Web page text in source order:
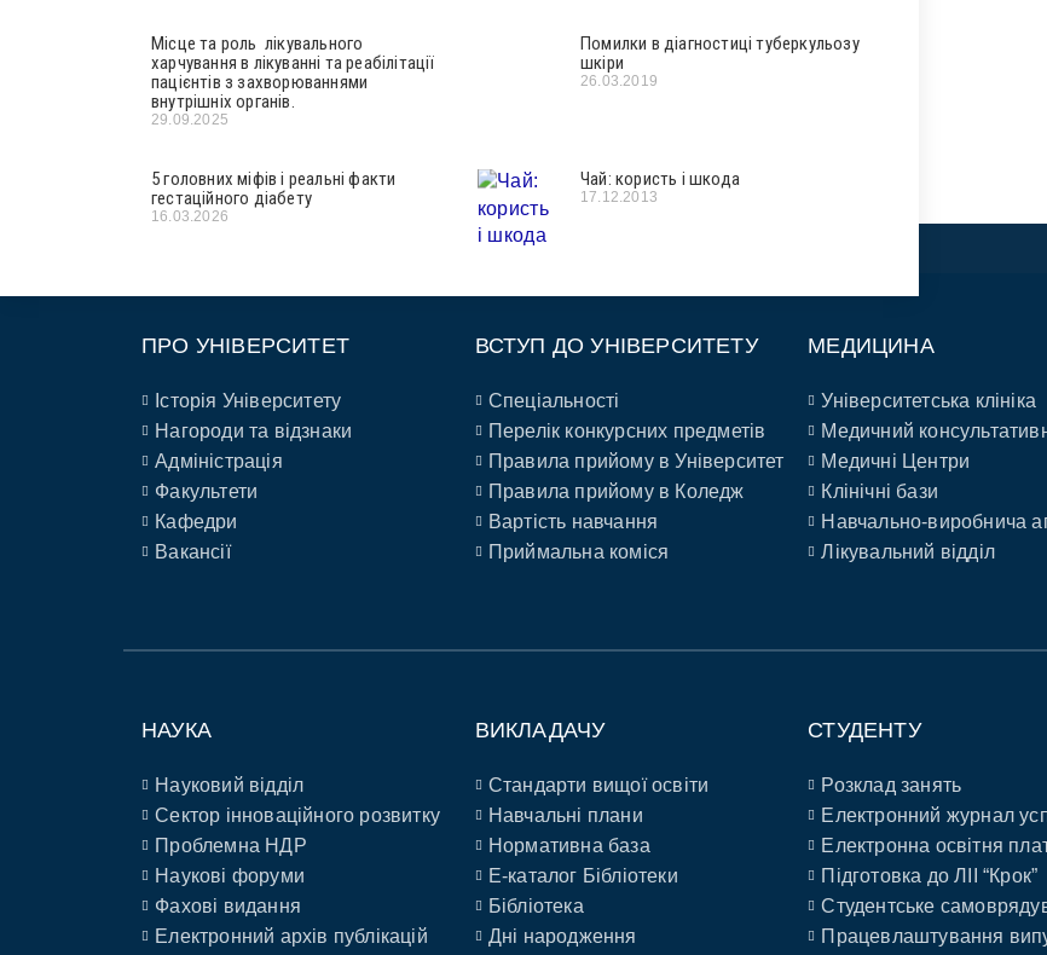
Місце та роль лікувального
харчування в лікуванні та реабілітації
пацієнтів з захворюваннями
внутрішніх органів.
29.09.2025
Помилки в діагностиці туберкульозу
шкіри
26.03.2019
5 головних міфів і реальні факти
гестаційного діабету
16.03.2026
Чай: користь і шкода
17.12.2013
ПРО УНІВЕРСИТЕТ
Історія Університету
Нагороди та відзнаки
Адміністрація
Факультети
Кафедри
Вакансії
ВСТУП ДО УНІВЕРСИТЕТУ
Спеціальності
Перелік конкурсних предметів
Правила прийому в Університет
Правила прийому в Коледж
Вартість навчання
Приймальна коміся
МЕДИЦИНА
Університетська клініка
Медичний
Медичні Центри
Клінічні бази
Навчально-виробнича
Лікувальний відділ
НАУКА
Науковий відділ
Сектор інноваційного розвитку
Проблемна НДР
Наукові форуми
Фахові видання
Електронний архів публікацій
ВИКЛАДАЧУ
Стандарти вищої освіти
Навчальні плани
Нормативна база
E-каталог Бібліотеки
Бібліотека
Дні народження
СТУДЕНТУ
Розклад занять
Електронний журнал
Електронна освітня
Підготовка до ЛІІ “Крок”
Студентське
Працевлаштування